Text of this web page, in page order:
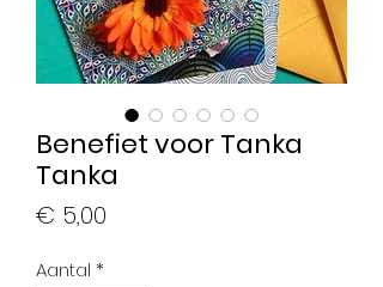
Benefiet voor Tanka
Tanka
€ 5,00
Aantal *